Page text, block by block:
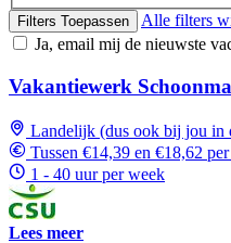
Filters Toepassen
Alle filters
Ja, email mij de nieuwste
Vakantiewerk
Landelijk (dus ook bij jou in
Tussen €14,39 en €18,62
1 - 40 uur per week
Lees meer